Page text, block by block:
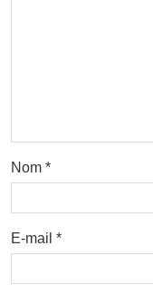
Nom *
E-mail *